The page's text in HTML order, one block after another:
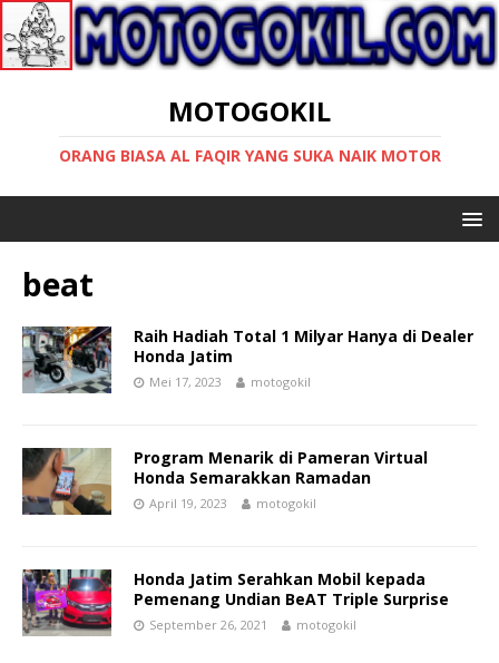
MOTOGOKIL
ORANG BIASA AL FAQIR YANG SUKA NAIK MOTOR
beat
Raih Hadiah Total 1 Milyar Hanya di Dealer
Honda Jatim
Mei 17, 2023 motogokil
Program Menarik di Pameran Virtual
Honda Semarakkan Ramadan
April 19, 2023 motogokil
Honda Jatim Serahkan Mobil kepada
Pemenang Undian BeAT Triple Surprise
September 26, 2021 motogokil